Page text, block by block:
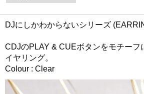
DJにしかわからないシリーズ
CDJのPLAY & CUEボタンをモチーフ
イヤリング。
Colour : Clear